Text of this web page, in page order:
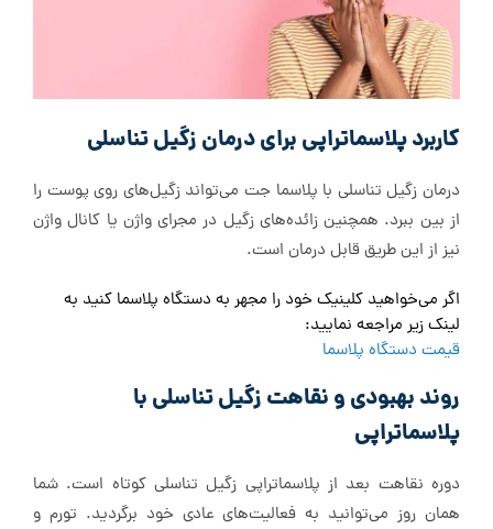
کاربرد پلاسما‌تراپی برای درمان زگیل تناسلی
درمان زگیل تناسلی با پلاسما جت می‌تواند زگیل‌های روی پوست را
از بین ببرد. همچنین زائده‌های زگیل در مجرای واژن یا کانال واژن
نیز از این طریق قابل درمان است.
اگر می‌خواهید کلینیک خود را مجهر به دستگاه پلاسما کنید به
لینک زیر مراجعه نمایید:
قیمت دستگاه پلاسما
روند بهبودی و نقاهت زگیل تناسلی با
پلاسما‌تراپی
دوره نقاهت بعد از پلاسما‌تراپی زگیل تناسلی کوتاه است. شما
همان روز می‌توانید به فعالیت‌های عادی خود برگردید. تورم و